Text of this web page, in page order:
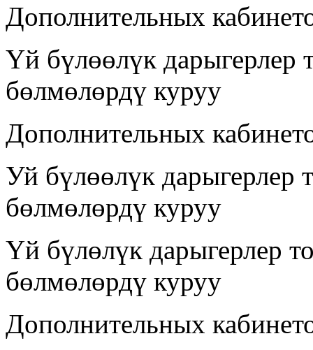
Дополнительных
Үй бүлөөлүк дарыгерлер
бөлмөлөрдү куруу
Дополнительных
Уй бүлөөлүк дарыгерлер
бөлмөлөрдү куруу
Үй бүлөлүк дарыгерлер
бөлмөлөрдү куруу
Дополнительных